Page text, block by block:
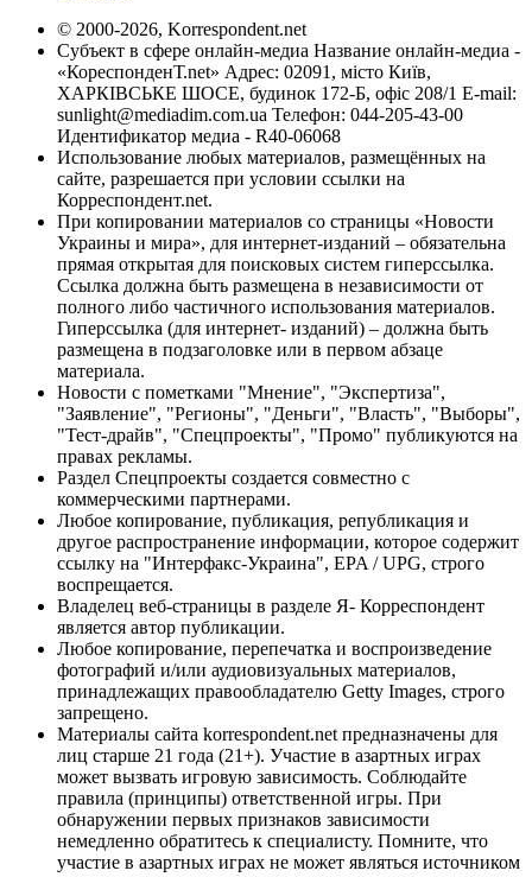
© 2000-2026, Korrespondent.net
Субъект в сфере онлайн-медиа Название онлайн-медиа -
«КореспонденТ.net» Адрес: 02091, місто Київ,
ХАРКІВСЬКЕ ШОСЕ, будинок 172-Б, офіс 208/1 E-mail:
sunlight@mediadim.com.ua Телефон: 044-205-43-00
Идентификатор медиа - R40-06068
Использование любых материалов, размещённых на
сайте, разрешается при условии ссылки на
Корреспондент.net.
При копировании материалов со страницы «Новости
Украины и мира», для интернет-изданий – обязательна
прямая открытая для поисковых систем гиперссылка.
Ссылка должна быть размещена в независимости от
полного либо частичного использования материалов.
Гиперссылка (для интернет- изданий) – должна быть
размещена в подзаголовке или в первом абзаце
материала.
Новости с пометками "Мнение", "Экспертиза",
"Заявление", "Регионы", "Деньги", "Власть", "Выборы",
"Тест-драйв", "Спецпроекты", "Промо" публикуются на
правах рекламы.
Раздел Спецпроекты создается совместно с
коммерческими партнерами.
Любое копирование, публикация, републикация и
другое распространение информации, которое содержит
ссылку на "Интерфакс-Украина", EPA / UPG, строго
воспрещается.
Владелец веб-страницы в разделе Я- Корреспондент
является автор публикации.
Любое копирование, перепечатка и воспроизведение
фотографий и/или аудиовизуальных материалов,
принадлежащих правообладателю Getty Images, строго
запрещено.
Материалы сайта korrespondent.net предназначены для
лиц старше 21 года (21+). Участие в азартных играх
может вызвать игровую зависимость. Соблюдайте
правила (принципы) ответственной игры. При
обнаружении первых признаков зависимости
немедленно обратитесь к специалисту. Помните, что
участие в азартных играх не может являться источником